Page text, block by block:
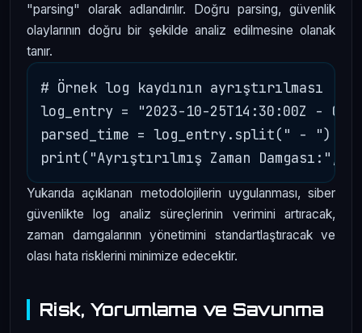
"parsing" olarak adlandırılır. Doğru parsing, güvenlik
olaylarının doğru bir şekilde analiz edilmesine olanak
tanır.
# Örnek log kaydının ayrıştırılması
log_entry = "2023-10-25T14:30:00Z -
parsed_time = log_entry.split(" - ")[0]  #
Yukarıda açıklanan metodolojilerin uygulanması, siber
güvenlikte log analiz süreçlerinin verimini artıracak,
zaman damgalarının yönetimini standartlaştıracak ve
olası hata risklerini minimize edecektir.
Risk, Yorumlama ve Savunma